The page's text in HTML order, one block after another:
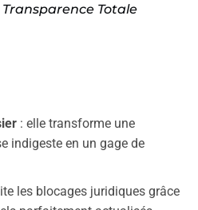
Totale
: elle transforme une
indigeste en un gage de
les blocages juridiques grâce